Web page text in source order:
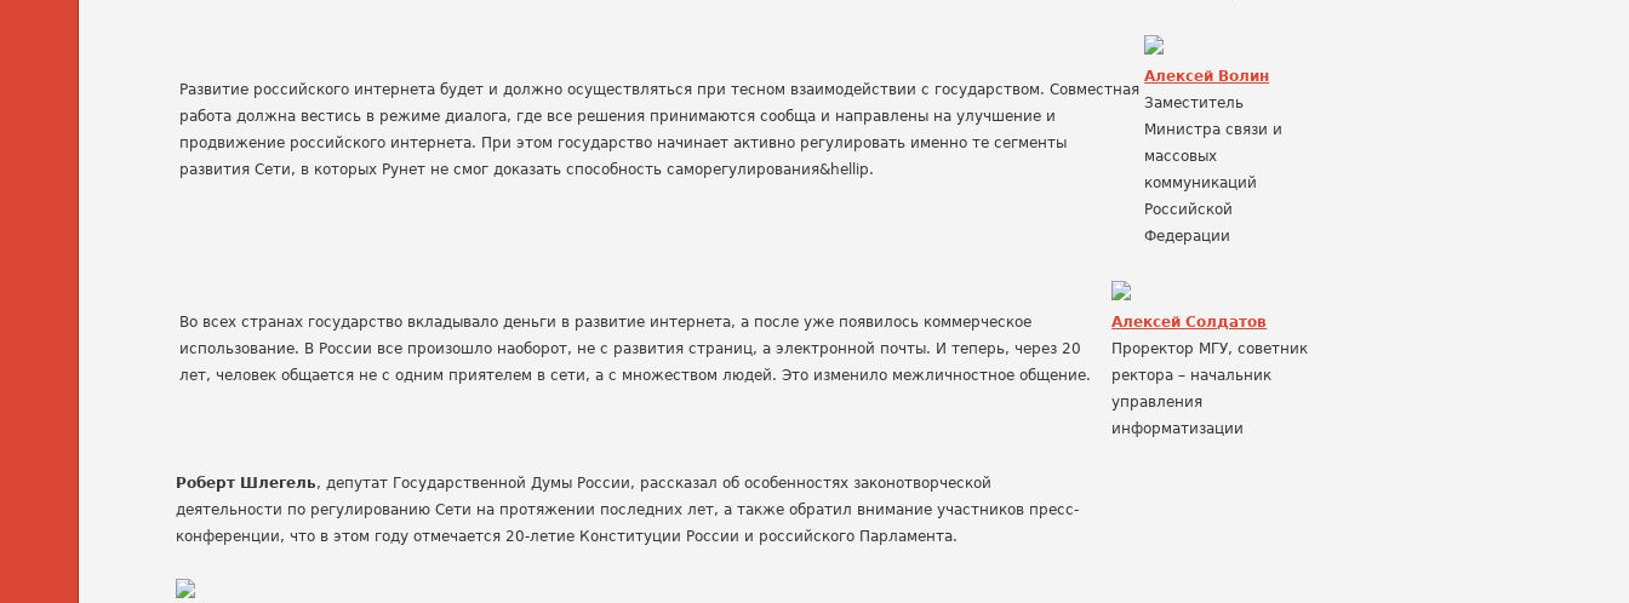
Развитие российского интернета будет и должно осуществляться при тесном взаимодействии с государством. Совместная
работа должна вестись в режиме диалога, где все решения принимаются сообща и направлены на улучшение и
продвижение российского интернета. При этом государство начинает активно регулировать именно те сегменты
развития Сети, в которых Рунет не смог доказать способность саморегулирования&hellip.
Алексей Волин
Заместитель
Министра связи и
массовых
коммуникаций
Российской
Федерации
Во всех странах государство вкладывало деньги в развитие интернета, а после уже появилось коммерческое
использование. В России все произошло наоборот, не с развития страниц, а электронной почты. И теперь, через 20
лет, человек общается не с одним приятелем в сети, а с множеством людей. Это изменило межличностное общение.
Алексей Солдатов
Проректор МГУ, советник
ректора – начальник
управления
информатизации
Роберт Шлегель, депутат Государственной Думы России, рассказал об особенностях законотворческой
деятельности по регулированию Сети на протяжении последних лет, а также обратил внимание участников пресс-
конференции, что в этом году отмечается 20-летие Конституции России и российского Парламента.